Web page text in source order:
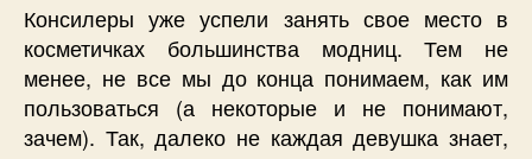
Консилеры уже успели занять свое место в
косметичках большинства модниц. Тем не
менее, не все мы до конца понимаем, как им
пользоваться (а некоторые и не понимают,
зачем). Так, далеко не каждая девушка знает,